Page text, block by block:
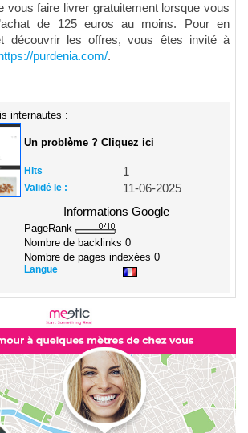
vous faire livrer gratuitement lorsque vous
de 125 euros au moins. Pour en
découvrir les offres, vous êtes invité à
https://purdenia.com/.
internautes :
Un problème ? Cliquez ici
Hits 1
Validé le :
11-06-2025
Informations Google
PageRank
Nombre de backlinks 0
Nombre de pages indexées 0
Langue